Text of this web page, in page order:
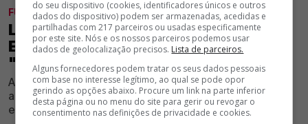
FUTEBOL
LUÍS PEDRO SOUSA RENDIDO ÀS
EXIBIÇÕES DE TITULAR DO BENFICA:
"É O JOGADOR EM MELHOR FORMA"
Após vitória das águias sobre o Villarreal, comentador
apontou um futebolista como a unidade em maior
evidência nesta pré-época
do seu dispositivo (cookies, identificadores únicos e outros
dados do dispositivo) podem ser armazenadas, acedidas e
partilhadas com 217 parceiros ou usadas especificamente
por este site. Nós e os nossos parceiros podemos usar
dados de geolocalização precisos. Lista de parceiros.
Alguns fornecedores podem tratar os seus dados pessoais
com base no interesse legítimo, ao qual se pode opor
gerindo as opções abaixo. Procure um link na parte inferior
desta página ou no menu do site para gerir ou revogar o
consentimento nas definições de privacidade e cookies.